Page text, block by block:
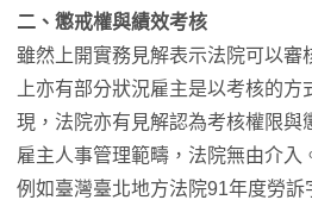
二、懲戒權與績效考核
雖然上開實務見解表示法院可以審
上亦有部分狀況雇主是以考核的
現，法院亦有見解認為考核權限與
雇主人事管理範疇，法院無由介入
例如臺灣臺北地方法院91年度勞